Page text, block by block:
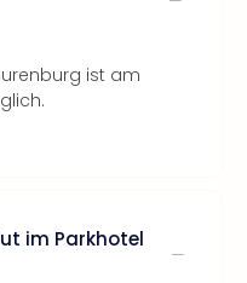
ist am
im Parkhotel